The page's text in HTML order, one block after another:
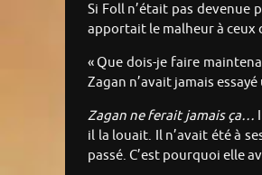
Si Foll n’était pas devenue
apportait le malheur à ceux
« Que dois-je faire
Zagan n’avait jamais
Zagan ne ferait jamais ça…
il la louait. Il n’avait été à
passé. C’est pourquoi elle